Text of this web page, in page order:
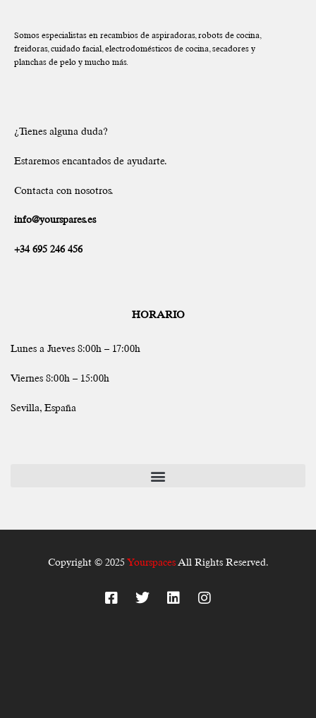
Somos especialistas en recambios de aspiradoras, robots de cocina,
freidoras, cuidado facial, electrodomésticos de cocina, secadores y
planchas de pelo y mucho más.
¿Tienes alguna duda?
Estaremos encantados de ayudarte.
Contacta con nosotros.
info@yourspares.es
+34 695 246 456
HORARIO
Lunes a Jueves 8:00h – 17:00h
Viernes 8:00h – 15:00h
Sevilla, España
Copyright © 2025 YourspacesAll Rights Reserved.